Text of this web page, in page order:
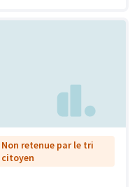
Non retenue par le tri
citoyen